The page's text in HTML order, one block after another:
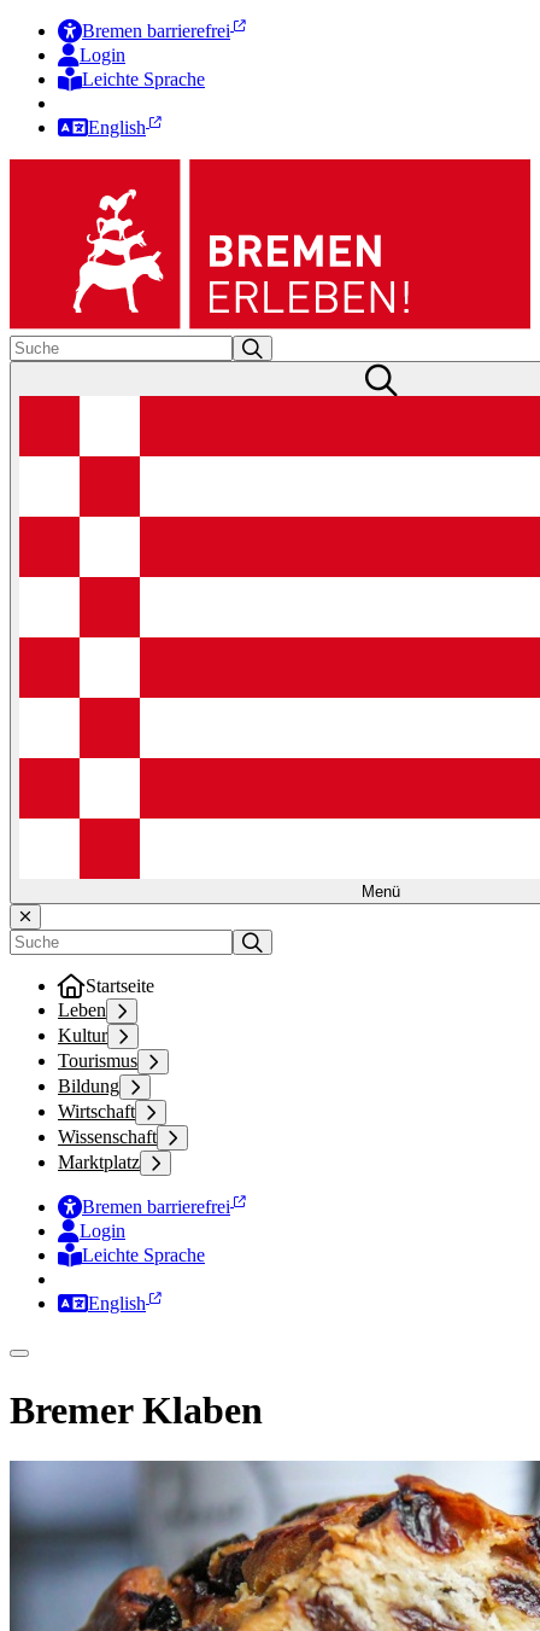
Bremen barrierefrei
Login
Leichte Sprache
English
Menü
Startseite
Leben
Kultur
Tourismus
Bildung
Wirtschaft
Wissenschaft
Marktplatz
Bremen barrierefrei
Login
Leichte Sprache
English
Bremer Klaben